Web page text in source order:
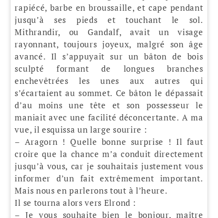
rapiécé, barbe en broussaille, et cape pendant
jusqu’à ses pieds et touchant le sol.
Mithrandir, ou Gandalf, avait un visage
rayonnant, toujours joyeux, malgré son âge
avancé. Il s’appuyait sur un bâton de bois
sculpté formant de longues branches
enchevêtrées les unes aux autres qui
s’écartaient au sommet. Ce bâton le dépassait
d’au moins une tête et son possesseur le
maniait avec une facilité déconcertante. A ma
vue, il esquissa un large sourire :
– Aragorn ! Quelle bonne surprise ! Il faut
croire que la chance m’a conduit directement
jusqu’à vous, car je souhaitais justement vous
informer d’un fait extrêmement important.
Mais nous en parlerons tout à l’heure.
Il se tourna alors vers Elrond :
– Je vous souhaite bien le bonjour, maître